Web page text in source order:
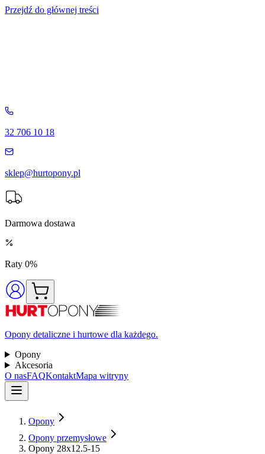
Przejdź do głównej treści
32 706 10 18
sklep@hurtopony.pl
Darmowa dostawa
Raty 0%
Opony detaliczne i hurtowe dla każdego.
Opony
Akcesoria
O nasFAQKontaktMapa witryny
Opony
Opony przemysłowe
Opony 28x12.5-15